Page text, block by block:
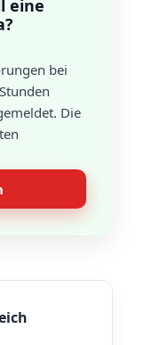
eine
bei
Die